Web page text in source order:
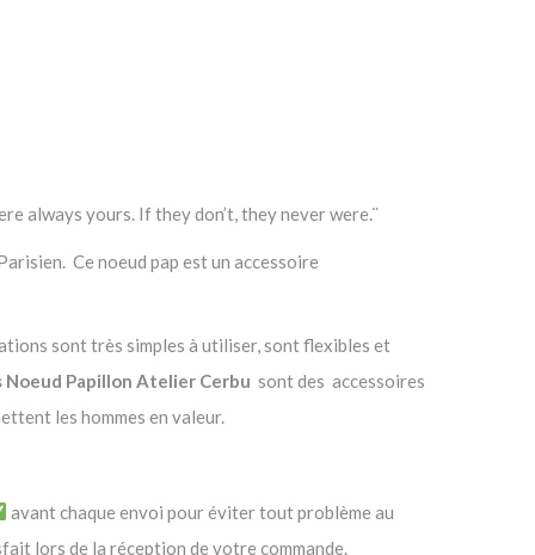
always yours. If they don’t, they never were.¨
Ce noeud pap est un accessoire
sont très simples à utiliser, sont flexibles et
Noeud Papillon Atelier Cerbu sont des accessoires
les hommes en valeur.
avant chaque envoi pour éviter tout problème au
lors de la réception de votre commande.